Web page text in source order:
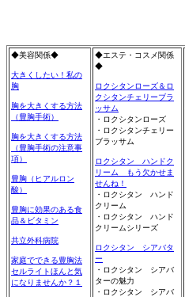
◆美容関係◆
大きくしたい！私の
胸
胸を大きくする方法
（豊胸手術）
胸を大きくする方法
（豊胸手術の注意事
項）
豊胸（ヒアルロン
酸）
豊胸に効果のある食
品＆ビタミン
共立外科病院
家庭でできる豊胸法
セルライトほんと気
になりませんか？１
◆エステ・コスメ関係
◆
ロクシタンローズ＆ロ
クシタンチェリーブラ
ッサム
・ロクシタンローズ
・ロクシタンチェリー
ブラッサム
ロクシタン ハンドク
リーム もう欠かせま
せんね！
・ロクシタン ハンド
クリーム
・ロクシタン ハンド
クリームシリーズ
ロクシタン シアバタ
ー
・ロクシタン シアバ
ターの魅力
・ロクシタン シアバ